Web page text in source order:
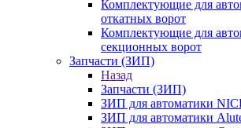
Комплектующие для
откатных ворот
Комплектующие для
секционных ворот
Запчасти (ЗИП)
Назад
Запчасти (ЗИП)
ЗИП для автоматики
ЗИП для автоматики